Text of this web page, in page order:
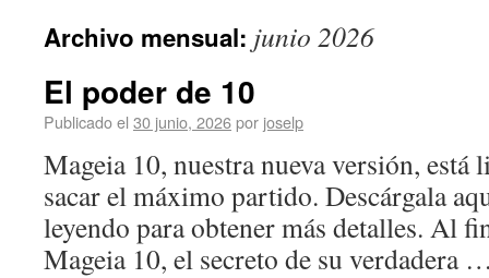
Archivo mensual: junio 2026
El poder de 10
Publicado el 30 junio, 2026por joselp
Mageia 10, nuestra nueva versión, está
sacar el máximo partido. Descárgala
leyendo para obtener más detalles. Al
Mageia 10, el secreto de su verdadera